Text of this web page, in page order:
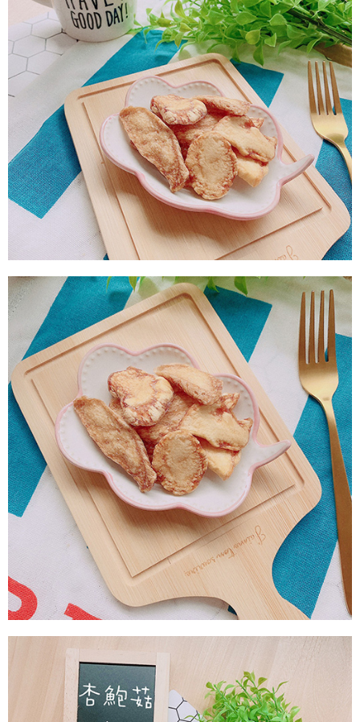
每筆NT$60，滿NT$799(含以上)免運費
7-11取貨付款
每筆NT$60，滿NT$799(含以上)免運費
付款後7-11取貨
每筆NT$60，滿NT$799(含以上)免運費
宅配到家
每筆NT$150，滿NT$1,399(含以上)免運費
澎湖金門馬祖宅配到家
每筆NT$250
付款後門市自取